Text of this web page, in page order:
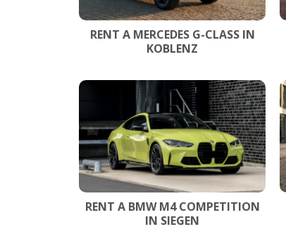
RENT A MERCEDES G-CLASS IN
KOBLENZ
RENT A BMW M4 COMPETITION
IN SIEGEN